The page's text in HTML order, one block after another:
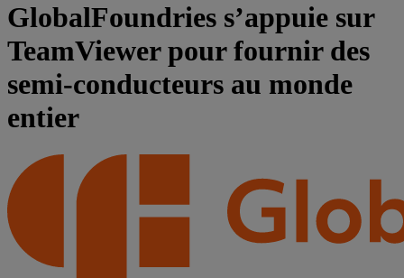
GlobalFoundries s’appuie sur
TeamViewer pour fournir des
semi-conducteurs au monde
entier